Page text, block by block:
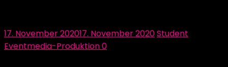
Posted
on
17. November 202017. November 2020Author
Student
Eventmedia-Produktion0